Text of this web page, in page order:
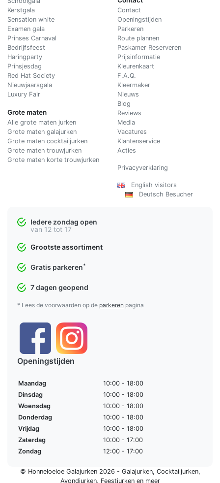
Kerstgala
Sensation white
Examen gala
Prinses Carnaval
Bedrijfsfeest
Haringparty
Prinsjesdag
Red Hat Society
Nieuwjaarsgala
Luxury Fair
Grote maten
Alle grote maten jurken
Grote maten galajurken
Grote maten cocktailjurken
Grote maten trouwjurken
Grote maten korte trouwjurken
Contact
Openingstijden
Parkeren
Route plannen
Paskamer Reserveren
Prijsinformatie
Kleurenkaart
F.A.Q.
Kleermaker
Nieuws
Blog
Reviews
Media
Vacatures
Klantenservice
Acties
Privacyverklaring
English visitors
Deutsch Besucher
Iedere zondag open
van 12 tot 17
Grootste assortiment
Gratis parkeren*
7 dagen geopend
* Lees de voorwaarden op de parkeren pagina
Openingstijden
Maandag
10:00 - 18:00
Dinsdag
10:00 - 18:00
Woensdag
10:00 - 18:00
Donderdag
10:00 - 18:00
Vrijdag
10:00 - 18:00
Zaterdag
10:00 - 17:00
Zondag
12:00 - 17:00
© Honneloeloe Galajurken 2026 - Galajurken, Cocktailjurken,
Avondjurken, Feestjurkenen meer